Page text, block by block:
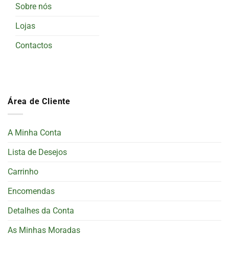
Sobre nós
Lojas
Contactos
Área de Cliente
A Minha Conta
Lista de Desejos
Carrinho
Encomendas
Detalhes da Conta
As Minhas Moradas